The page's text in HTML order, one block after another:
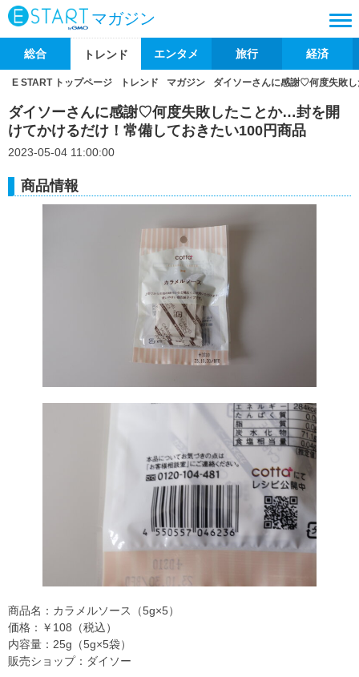
マガジン
総合 トレンド エンタメ 旅行 経済
E START トップページ トレンド マガジン ダイソーさんに感謝♡何度失敗
ダイソーさんに感謝♡何度失敗したことか…封を開
けてかけるだけ！常備しておきたい100円商品
2023-05-04 11:00:00
商品情報
商品名：カラメルソース（5g×5）
価格：￥108（税込）
内容量：25g（5g×5袋）
販売ショップ：ダイソー